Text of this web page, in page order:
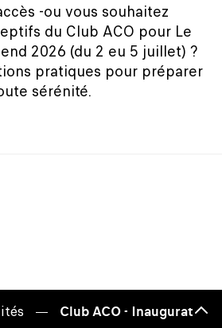
-ou vous souhaitez
du Club ACO pour Le
2026 (du 2 eu 5 juillet) ?
pratiques pour préparer
sérénité.
Club ACO - Inauguration
Haut